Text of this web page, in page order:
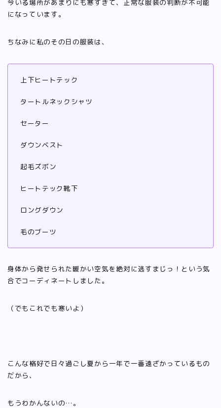
今いる場所があまりにも寒すぎて、正常な服装の判断が不可能
になっています。
ちなみに私のその日の服装は、
上下ヒートテック
タートルネックシャツ
セーター
ダウンベスト
起毛ズボン
ヒートテック靴下
ロングダウン
毛のブーツ
身体から発せられた暖かい空気を絶対に逃すまじっ！という気
合でコーディネートしました。
（でもこれでも寒いよ）
こんな格好で日々過ごし夏から一年で一番遠ざかっているもの
だから、
もうわかんないの…。